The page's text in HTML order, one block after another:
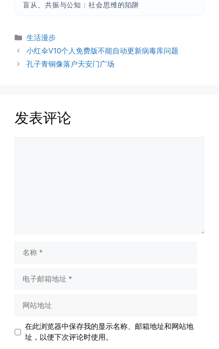
盲从、共振与公知：社会思维的陷阱
分
类
生活漫步
小红伞V10个人免费版不能自动更新病毒库问题
孔子青铜像落户天安门广场
发表评论
址
址
在此浏览器中保存我的显示名称、邮箱地址和网站地
址，以便下次评论时使用。